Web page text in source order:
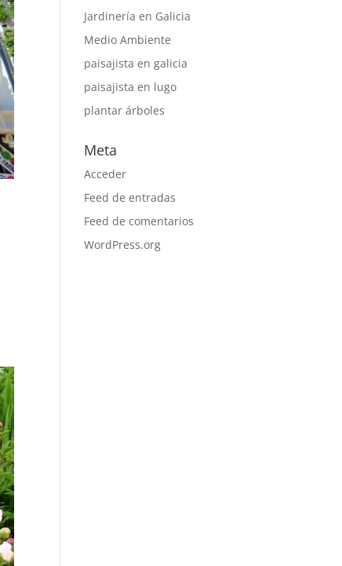
Jardinería en Galicia
Medio Ambiente
paisajista en galicia
paisajista en lugo
plantar árboles
Meta
Acceder
Feed de entradas
Feed de comentarios
WordPress.org